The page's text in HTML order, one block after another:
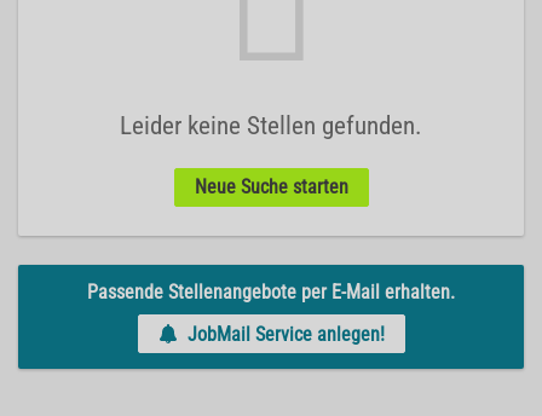
Leider keine Stellen gefunden.
Neue Suche starten
Passende Stellenangebote per E-Mail erhalten.
JobMail Service anlegen!